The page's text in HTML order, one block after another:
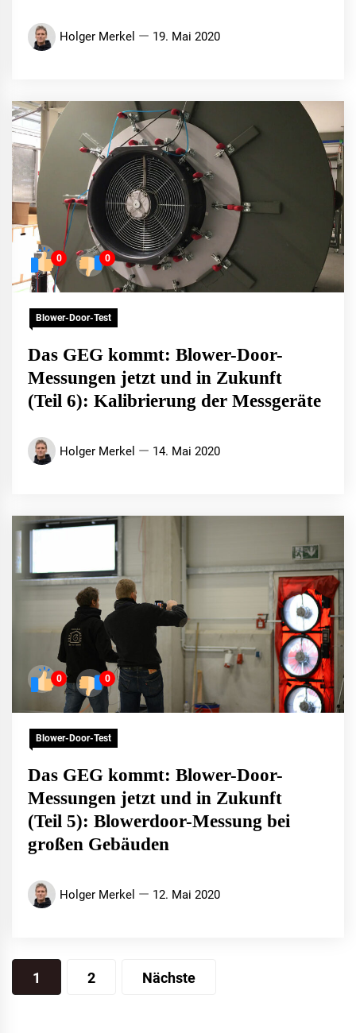
Holger Merkel 19. Mai 2020
0 0
Blower-Door-Test
Das GEG kommt: Blower-Door-
Messungen jetzt und in Zukunft
(Teil 6): Kalibrierung der Messgeräte
Holger Merkel 14. Mai 2020
0 0
Blower-Door-Test
Das GEG kommt: Blower-Door-
Messungen jetzt und in Zukunft
(Teil 5): Blowerdoor-Messung bei
großen Gebäuden
Holger Merkel 12. Mai 2020
Seitennummerierung
der
1 2 Nächste